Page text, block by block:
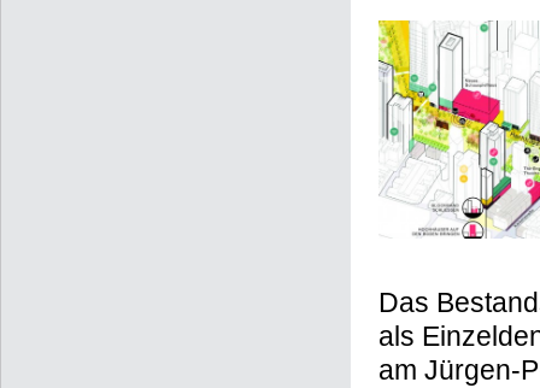
Das
als
am Jürgen-